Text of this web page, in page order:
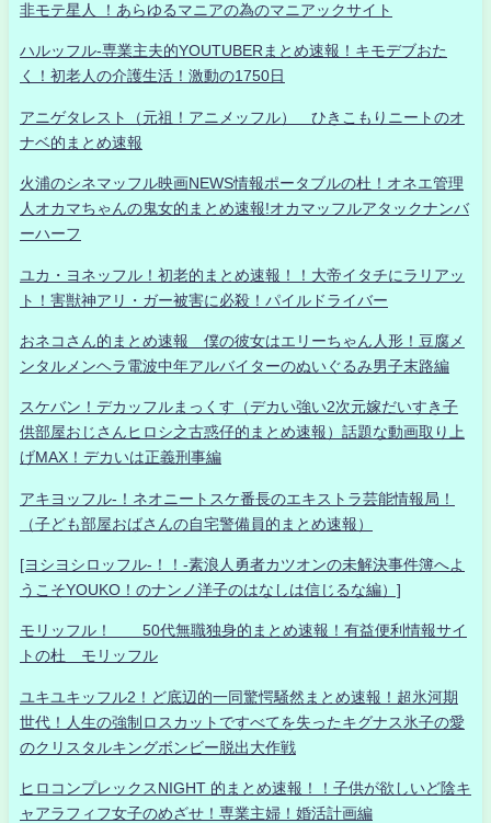
非モテ星人 ！あらゆるマニアの為のマニアックサイト
ハルッフル-専業主夫的YOUTUBERまとめ速報！キモデブおた
く！初老人の介護生活！激動の1750日
アニゲタレスト（元祖！アニメッフル） ひきこもりニートのオ
ナベ的まとめ速報
火浦のシネマッフル映画NEWS情報ポータブルの杜！オネエ管理
人オカマちゃんの鬼女的まとめ速報!オカマッフルアタックナンバ
ーハーフ
ユカ・ヨネッフル！初老的まとめ速報！！大帝イタチにラリアッ
ト！害獣神アリ・ガー被害に必殺！パイルドライバー
おネコさん的まとめ速報 僕の彼女はエリーちゃん人形！豆腐メ
ンタルメンヘラ電波中年アルバイターのぬいぐるみ男子末路編
スケバン！デカッフルまっくす（デカい強い2次元嫁だいすき子
供部屋おじさんヒロシ之古惑仔的まとめ速報）話題な動画取り上
げMAX！デカいは正義刑事編
アキヨッフル-！ネオニートスケ番長のエキストラ芸能情報局！
（子ども部屋おばさんの自宅警備員的まとめ速報）
[ヨシヨシロッフル-！！-素浪人勇者カツオンの未解決事件簿へよ
うこそYOUKO！のナンノ洋子のはなしは信じるな編）]
モリッフル！ 50代無職独身的まとめ速報！有益便利情報サイ
トの杜 モリッフル
ユキユキッフル2！ど底辺的一同驚愕騒然まとめ速報！超氷河期
世代！人生の強制ロスカットですべてを失ったキグナス氷子の愛
のクリスタルキングボンビー脱出大作戦
ヒロコンプレックスNIGHT 的まとめ速報！！子供が欲しいど陰キ
ャアラフィフ女子のめざせ！専業主婦！婚活計画編